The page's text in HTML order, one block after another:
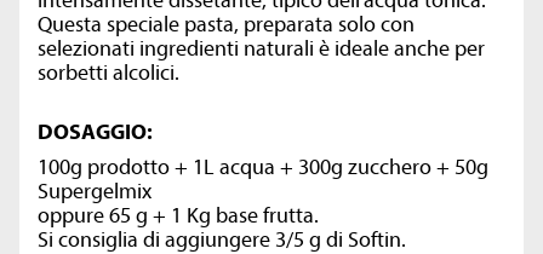
Questa speciale pasta, preparata solo con
selezionati ingredienti naturali è ideale anche per
sorbetti alcolici.
DOSAGGIO:
100g prodotto + 1L acqua + 300g zucchero + 50g
Supergelmix
oppure 65 g + 1 Kg base frutta.
Si consiglia di aggiungere 3/5 g di Softin.